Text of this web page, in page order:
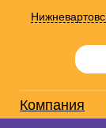
Компания